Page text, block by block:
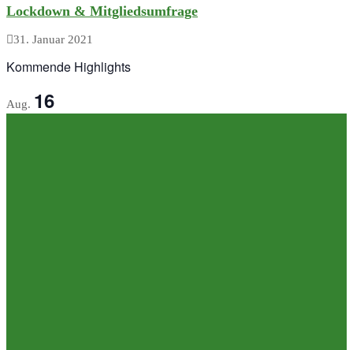
Lockdown & Mitgliedsumfrage
31. Januar 2021
Kommende Highlights
Aug. 16